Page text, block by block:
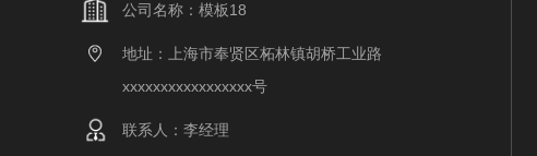
公司名称：模板18
地址：上海市奉贤区柘林镇胡桥工业路
xxxxxxxxxxxxxxxxx号
联系人：李经理